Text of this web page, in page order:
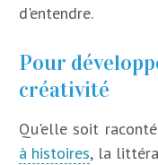
d'entendre.
Pour
créativité
Qu'elle soit
à histoires, la